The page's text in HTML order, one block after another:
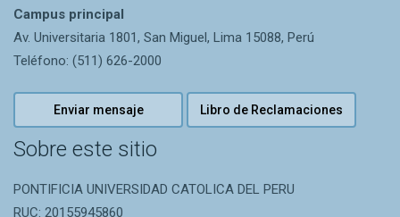
Campus principal
Av. Universitaria 1801, San Miguel, Lima 15088, Perú
Teléfono: (511) 626-2000
Enviar mensaje Libro de Reclamaciones
Sobre este sitio
PONTIFICIA UNIVERSIDAD CATOLICA DEL PERU
RUC: 20155945860